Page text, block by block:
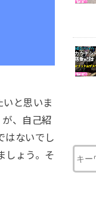
いと思いま
が、自己紹
はないでし
しょう。そ